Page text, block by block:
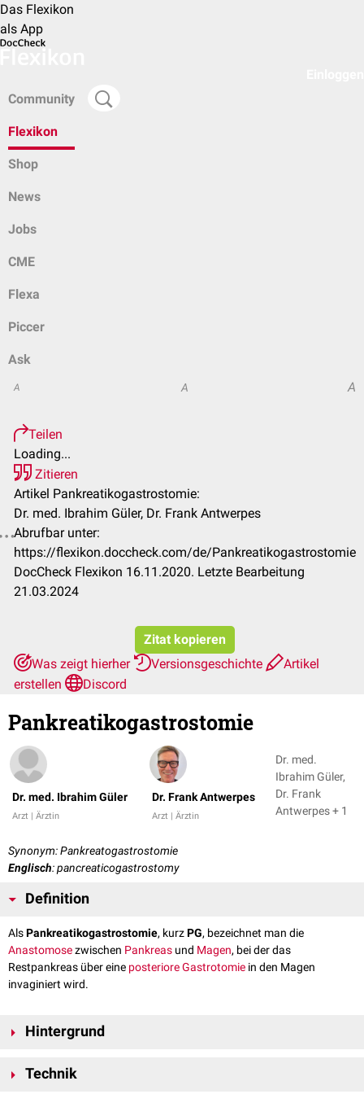
Das Flexikon
als App
Community
Flexikon
Shop
News
Jobs
CME
Flexa
Piccer
Ask
A A A
Teilen
Loading...
Zitieren
Artikel Pankreatikogastrostomie:
Dr. med. Ibrahim Güler, Dr. Frank Antwerpes
Abrufbar unter:
https://flexikon.doccheck.com/de/Pankreatikogastrostomie
DocCheck Flexikon 16.11.2020. Letzte Bearbeitung
21.03.2024
Zitat kopieren
Was zeigt hierher
Versionsgeschichte
Artikel
erstellen
Discord
Pankreatikogastrostomie
Dr. med. Ibrahim Güler
Arzt | Ärztin
Dr. Frank Antwerpes
Arzt | Ärztin
Dr. med.
Ibrahim Güler,
Dr. Frank
Antwerpes + 1
Synonym: Pankreatogastrostomie
Englisch: pancreaticogastrostomy
Definition
AlsPankreatikogastrostomie, kurzPG, bezeichnet man die
Anastomosezwischen Pankreas und Magen, bei der das
Restpankreas über eine posterioreGastrotomie in den Magen
invaginiert wird.
Hintergrund
weit verbreitete Techniken für Pankreasanastomosen, die zur
Technik